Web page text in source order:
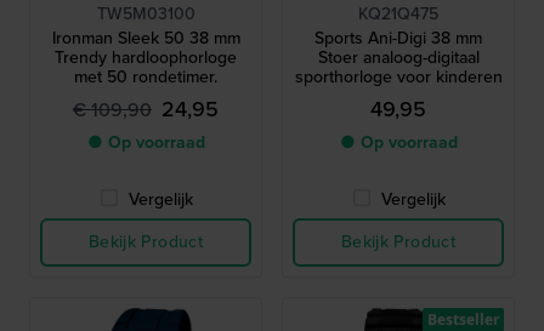
TW5M03100
Ironman Sleek 50 38 mm
Trendy hardloophorloge
met 50 rondetimer.
€ 109,90 24,95
● Op voorraad
Vergelijk
Bekijk Product
KQ21Q475
Sports Ani-Digi 38 mm
Stoer analoog-digitaal
sporthorloge voor kinderen
49,95
● Op voorraad
Vergelijk
Bekijk Product
Bestseller